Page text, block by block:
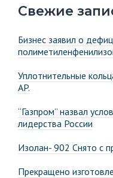
Свежие
Бизнес заявил о
Уплотнительные
AP.
“Газпром” назвал
лидерства России
Изолан- 902 Снято с
Прекращено